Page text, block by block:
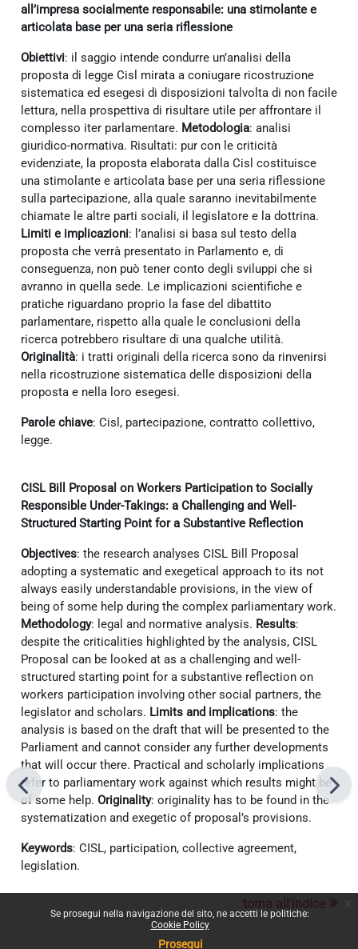
Se prosegui nella navigazione del sito, ne accetti le politiche:
Cookie Policy
Prosegui
all’impresa socialmente responsabile: una stimolante e
articolata base per una seria riflessione
Obiettivi: il saggio intende condurre un’analisi della
proposta di legge Cisl mirata a coniugare ricostruzione
sistematica ed esegesi di disposizioni talvolta di non facile
lettura, nella prospettiva di risultare utile per affrontare il
complesso iter parlamentare. Metodologia: analisi
giuridico-normativa. Risultati: pur con le criticità
evidenziate, la proposta elaborata dalla Cisl costituisce
una stimolante e articolata base per una seria riflessione
sulla partecipazione, alla quale saranno inevitabilmente
chiamate le altre parti sociali, il legislatore e la dottrina.
Limiti e implicazioni: l’analisi si basa sul testo della
proposta che verrà presentato in Parlamento e, di
conseguenza, non può tener conto degli sviluppi che si
avranno in quella sede. Le implicazioni scientifiche e
pratiche riguardano proprio la fase del dibattito
parlamentare, rispetto alla quale le conclusioni della
ricerca potrebbero risultare di una qualche utilità.
Originalità: i tratti originali della ricerca sono da rinvenirsi
nella ricostruzione sistematica delle disposizioni della
proposta e nella loro esegesi.
Parole chiave: Cisl, partecipazione, contratto collettivo,
legge.
CISL Bill Proposal on Workers Participation to Socially
Responsible Under-Takings: a Challenging and Well-
Structured Starting Point for a Substantive Reflection
Objectives: the research analyses CISL Bill Proposal
adopting a systematic and exegetical approach to its not
always easily understandable provisions, in the view of
being of some help during the complex parliamentary work.
Methodology: legal and normative analysis. Results:
despite the criticalities highlighted by the analysis, CISL
Proposal can be looked at as a challenging and well-
structured starting point for a substantive reflection on
workers participation involving other social partners, the
legislator and scholars. Limits and implications: the
analysis is based on the draft that will be presented to the
Parliament and cannot consider any further developments
that will occur there. Practical and scholarly implications
refer to parliamentary work against which results might be
of some help. Originality: originality has to be found in the
systematization and exegetic of proposal’s provisions.
Keywords: CISL, participation, collective agreement,
legislation.
torna all'indice »